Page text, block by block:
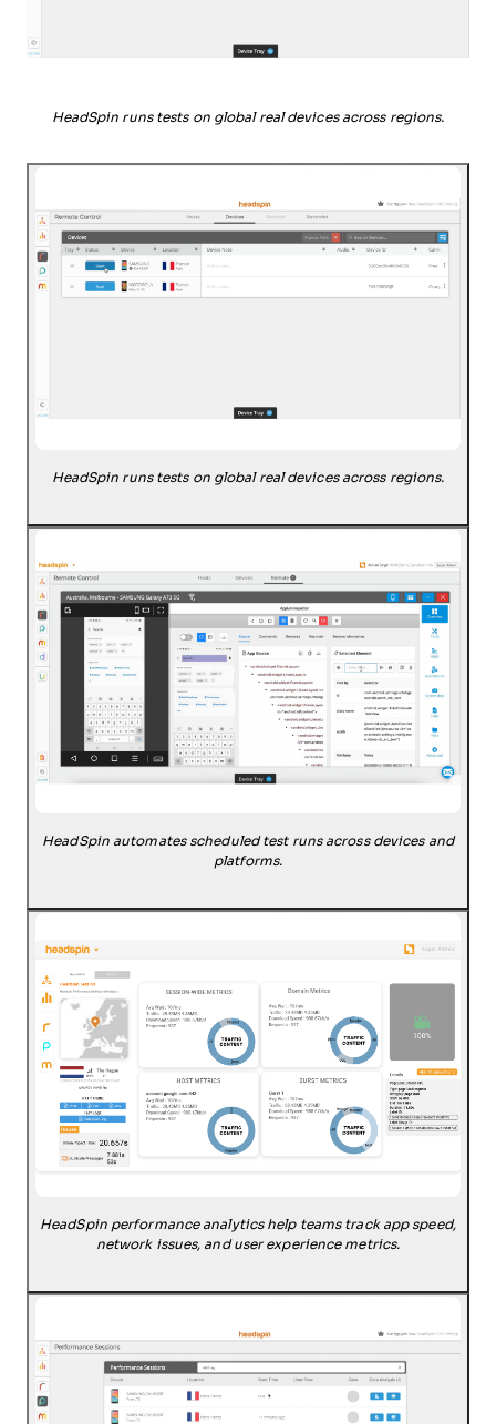
HeadSpin runs tests on global real devices across regions.
HeadSpin runs tests on global real devices across regions.
HeadSpin automates scheduled test runs across devices and
platforms.
HeadSpin performance analytics help teams track app speed,
network issues, and user experience metrics.